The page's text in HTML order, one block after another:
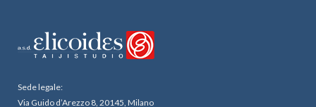
Sede legale:
Via Guido d’Arezzo 8, 20145, Milano